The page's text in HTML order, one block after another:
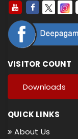
VISITOR COUNT
Downloads
QUICK LINKS
About Us